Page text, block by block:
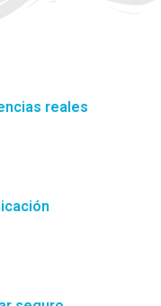
reales